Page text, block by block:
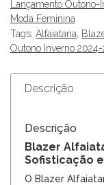
Lançamento Outono-
Moda Feminina
Tags: Alfaiataria,
Outono Inverno
Descrição
Descrição
Blazer
Sofisticação
O Blazer